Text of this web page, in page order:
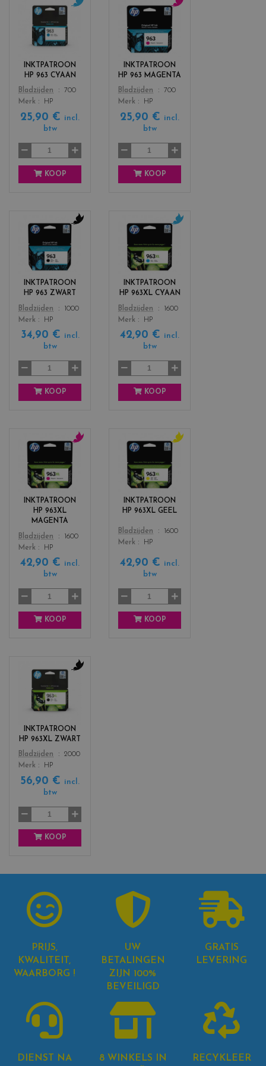
INKTPATROON
HP 963 CYAAN
Color
r
s
c
a
Bladzijden
700
Merk
HP
25,90 €
incl.
btw
KOOP
INKTPATROON
HP 963 MAGENTA
Color
c
o
l
o
r
s
m
g
t
Bladzijden
700
Merk
HP
25,90 €
incl.
btw
KOOP
INKTPATROON
HP 963 ZWART
Color
o
o
r
s
b
a
Bladzijden
1000
Merk
HP
34,90 €
incl.
btw
KOOP
INKTPATROON
HP 963XL CYAAN
Color
c
o
l
o
r
s
c
a
Bladzijden
1600
Merk
HP
42,90 €
incl.
btw
KOOP
INKTPATROON
HP 963XL
MAGENTA
Color
c
o
l
o
r
e
a
Bladzijden
1600
Merk
HP
42,90 €
incl.
btw
KOOP
INKTPATROON
HP 963XL GEEL
Color
c
o
l
o
r
s
y
l
Bladzijden
1600
Merk
HP
42,90 €
incl.
btw
KOOP
INKTPATROON
HP 963XL ZWART
Color
r
s
b
a
Bladzijden
2000
Merk
HP
56,90 €
incl.
btw
KOOP
PRIJS,
KWALITEIT,
WAARBORG !
UW
BETALINGEN
ZIJN 100%
BEVEILIGD
GRATIS
LEVERING
DIENST NA 8 WINKELS IN RECYKLEER